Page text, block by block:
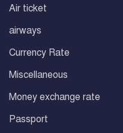
Air ticket
airways
Currency Rate
Miscellaneous
Money exchange rate
Passport